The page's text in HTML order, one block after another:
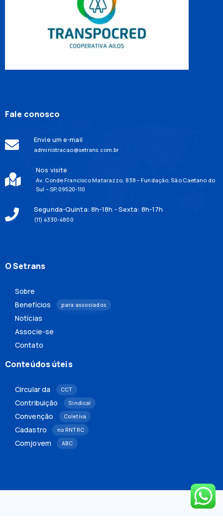
Fale conosco
Envie um e-mail
administracao@setrans.com.br
Nos visite
Av. Conde Francisco Matarazzo, 838 – Fundação, São Caetano do
Sul – SP, 09520-110
Segunda-Quinta: 8h-18h - Sexta: 8h-17h
(11) 4330-4800
O Setrans
Sobre
Benefícios
para associados
Notícias
Associe-se
Contato
Conteúdos úteis
Circular da CCT
Contribuição Sindical
Convenção Coletiva
Cadastro no RNTRC
Comjovem ABC